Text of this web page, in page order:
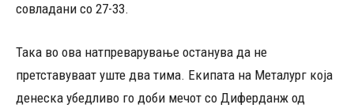
совладани со 27-33.
Така во ова натпреварување останува да не
претставуваат уште два тима. Екипата на Металург која
денеска убедливо го доби мечот со Диферданж од